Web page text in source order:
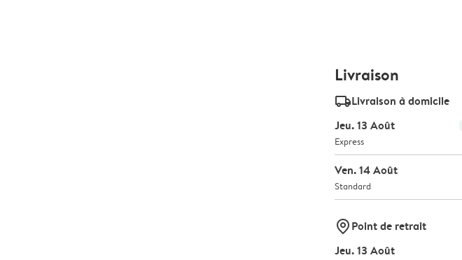
Livraison
delivery_standard_v2Livraison à domicile
Jeu. 13 Août
Express
Ven. 14 Août
Standard
marker-pinPoint de retrait
Jeu. 13 Août